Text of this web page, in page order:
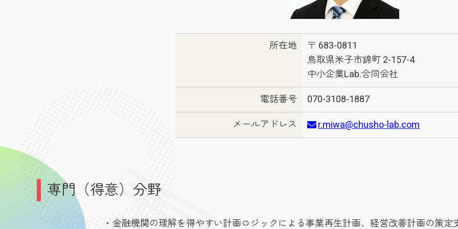
所在地
〒 683-0811
鳥取県米子市錦町 2-157-4
中小企業Lab.合同会社
電話番号
070-3108-1887
メールアドレス
r.miwa@chusho-lab.com
専門（得意）分野
・金融機関の理解を得やすい計画ロジックによる事業再生計画、経営改善計画の策定